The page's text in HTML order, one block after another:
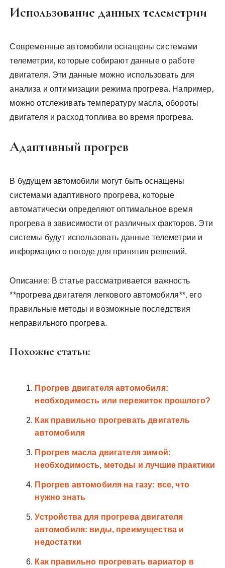
Использование данных телеметрии
Современные автомобили оснащены системами
телеметрии‚ которые собирают данные о работе
двигателя. Эти данные можно использовать для
анализа и оптимизации режима прогрева. Например‚
можно отслеживать температуру масла‚ обороты
двигателя и расход топлива во время прогрева.
Адаптивный прогрев
В будущем автомобили могут быть оснащены
системами адаптивного прогрева‚ которые
автоматически определяют оптимальное время
прогрева в зависимости от различных факторов. Эти
системы будут использовать данные телеметрии и
информацию о погоде для принятия решений.
Описание: В статье рассматривается важность
**прогрева двигателя легкового автомобиля**‚ его
правильные методы и возможные последствия
неправильного прогрева.
Похожие статьи:
Прогрев двигателя автомобиля:
необходимость или пережиток прошлого?
Как правильно прогревать двигатель
автомобиля
Прогрев масла двигателя зимой:
необходимость, методы и лучшие практики
Прогрев автомобиля на газу: все, что
нужно знать
Устройства для прогрева двигателя
автомобиля: виды, преимущества и
недостатки
Как правильно прогревать вариатор в